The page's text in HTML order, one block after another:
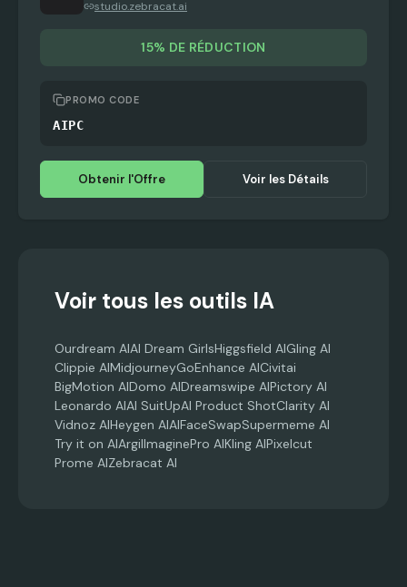
studio.zebracat.ai
15% DE RÉDUCTION
PROMO CODE
AIPC
Obtenir l'Offre Voir les Détails
Voir tous les outils IA
Ourdream AIAI Dream GirlsHiggsfield AIGling AI
Clippie AIMidjourneyGoEnhance AICivitai
BigMotion AIDomo AIDreamswipe AIPictory AI
Leonardo AIAI SuitUpAI Product ShotClarity AI
Vidnoz AIHeygen AIAIFaceSwapSupermeme AI
Try it on AIArgilImaginePro AIKling AIPixelcut
Prome AIZebracat AI